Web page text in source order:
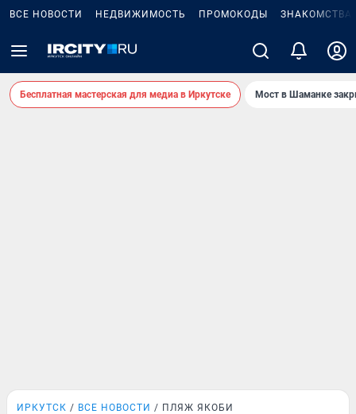
ВСЕ НОВОСТИ НЕДВИЖИМОСТЬ ПРОМОКОДЫ ЗНАКОМСТВА
Бесплатная мастерская для медиа в Иркутске Мост в Шаманке
ИРКУТСК ВСЕ НОВОСТИ ПЛЯЖ ЯКОБИ